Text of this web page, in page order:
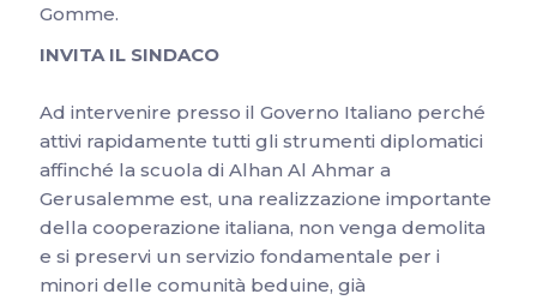
Gomme.
INVITA IL SINDACO
Ad intervenire presso il Governo Italiano perché
attivi rapidamente tutti gli strumenti diplomatici
affinché la scuola di Alhan Al Ahmar a
Gerusalemme est, una realizzazione importante
della cooperazione italiana, non venga demolita
e si preservi un servizio fondamentale per i
minori delle comunità beduine, già